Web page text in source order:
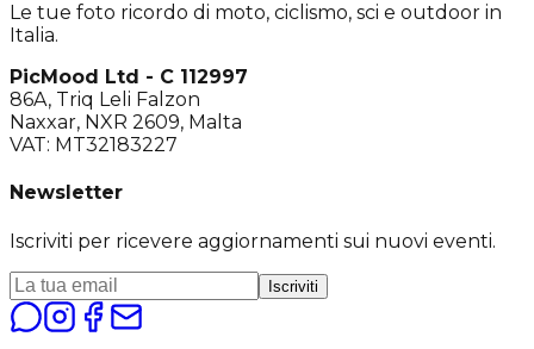
Le tue foto ricordo di moto, ciclismo, sci e outdoor in
Italia.
PicMood Ltd - C 112997
86A, Triq Leli Falzon
Naxxar, NXR 2609, Malta
VAT: MT32183227
Newsletter
Iscriviti per ricevere aggiornamenti sui nuovi eventi.
Iscriviti